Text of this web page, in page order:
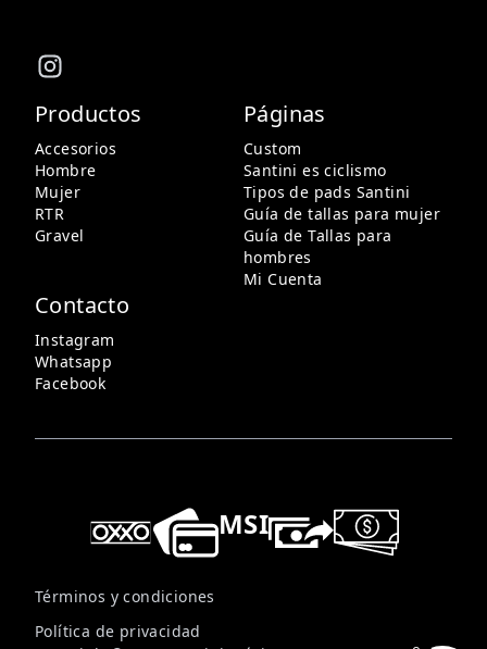
Productos
Accesorios
Hombre
Mujer
RTR
Gravel
Páginas
Custom
Santini es ciclismo
Tipos de pads Santini
Guía de tallas para mujer
Guía de Tallas para
hombres
Mi Cuenta
Contacto
Instagram
Whatsapp
Facebook
MSI
Términos y condiciones
Política de privacidad